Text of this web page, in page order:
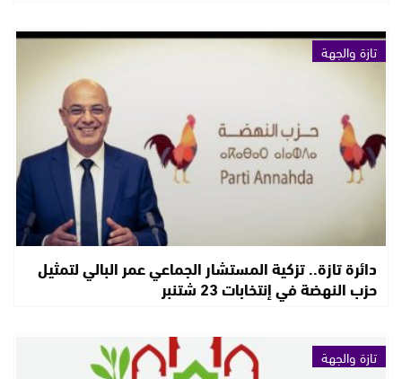
تازة والجهة
دائرة تازة.. تزكية المستشار الجماعي عمر البالي لتمثيل
حزب النهضة في إنتخابات 23 شتنبر
تازة والجهة